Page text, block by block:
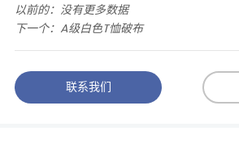
以前的： 没有更多数据
下一个： A级白色T恤破布
联系我们